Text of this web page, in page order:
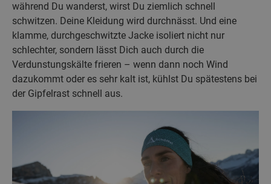
während Du wanderst, wirst Du ziemlich schnell
schwitzen. Deine Kleidung wird durchnässt. Und eine
klamme, durchgeschwitzte Jacke isoliert nicht nur
schlechter, sondern lässt Dich auch durch die
Verdunstungskälte frieren – wenn dann noch Wind
dazukommt oder es sehr kalt ist, kühlst Du spätestens bei
der Gipfelrast schnell aus.